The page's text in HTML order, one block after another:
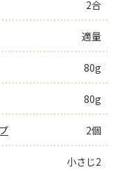
2合
適量
80g
80g
2個
小さじ2